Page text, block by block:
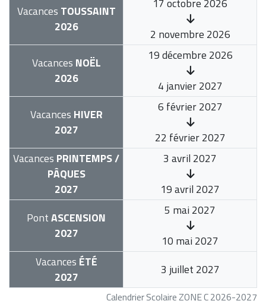
Calendrier Scolaire ZONE C 2026-2027
Vacances TOUSSAINT
2026
17 octobre 2026
2 novembre 2026
Vacances NOËL
2026
19 décembre 2026
4 janvier 2027
Vacances HIVER
2027
6 février 2027
22 février 2027
Vacances PRINTEMPS /
PÂQUES
2027
3 avril 2027
19 avril 2027
PontASCENSION
2027
5 mai 2027
10 mai 2027
Vacances ÉTÉ
2027
3 juillet 2027